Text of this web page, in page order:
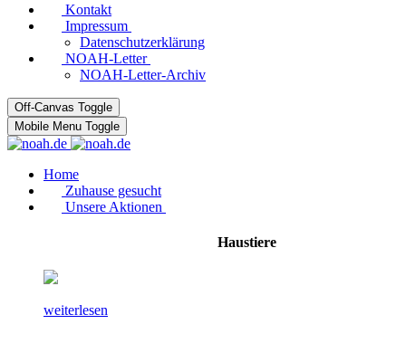
Kontakt
Impressum
Datenschutzerklärung
NOAH-Letter
NOAH-Letter-Archiv
Off-Canvas Toggle
Mobile Menu Toggle
Home
Zuhause gesucht
Unsere Aktionen
Haustiere
weiterlesen